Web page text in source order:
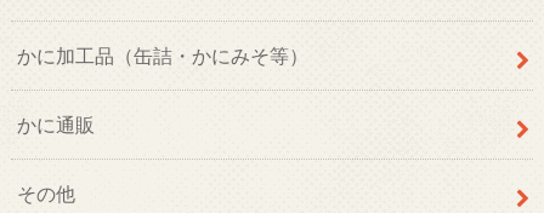
かに加工品（缶詰・かにみそ等）
かに通販
その他